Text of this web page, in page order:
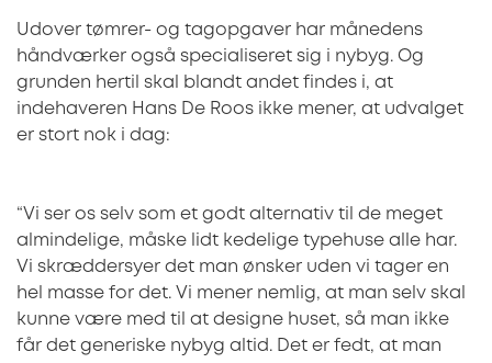
Udover tømrer- og tagopgaver har månedens
håndværker også specialiseret sig i nybyg. Og
grunden hertil skal blandt andet findes i, at
indehaveren Hans De Roos ikke mener, at udvalget
er stort nok i dag:
“Vi ser os selv som et godt alternativ til de meget
almindelige, måske lidt kedelige typehuse alle har.
Vi skræddersyer det man ønsker uden vi tager en
hel masse for det. Vi mener nemlig, at man selv skal
kunne være med til at designe huset, så man ikke
får det generiske nybyg altid. Det er fedt, at man